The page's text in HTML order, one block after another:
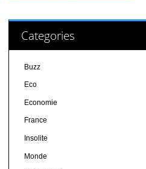
Categories
Buzz
Eco
Economie
France
Insolite
Monde